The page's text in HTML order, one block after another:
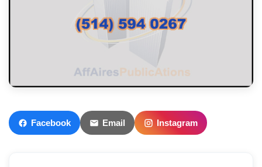
Facebook Email Instagram